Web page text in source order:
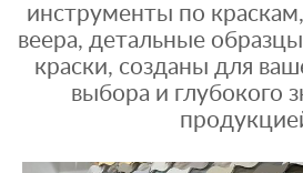
инструменты по
веера, детальные
краски, созданы для
выбора и глубокого